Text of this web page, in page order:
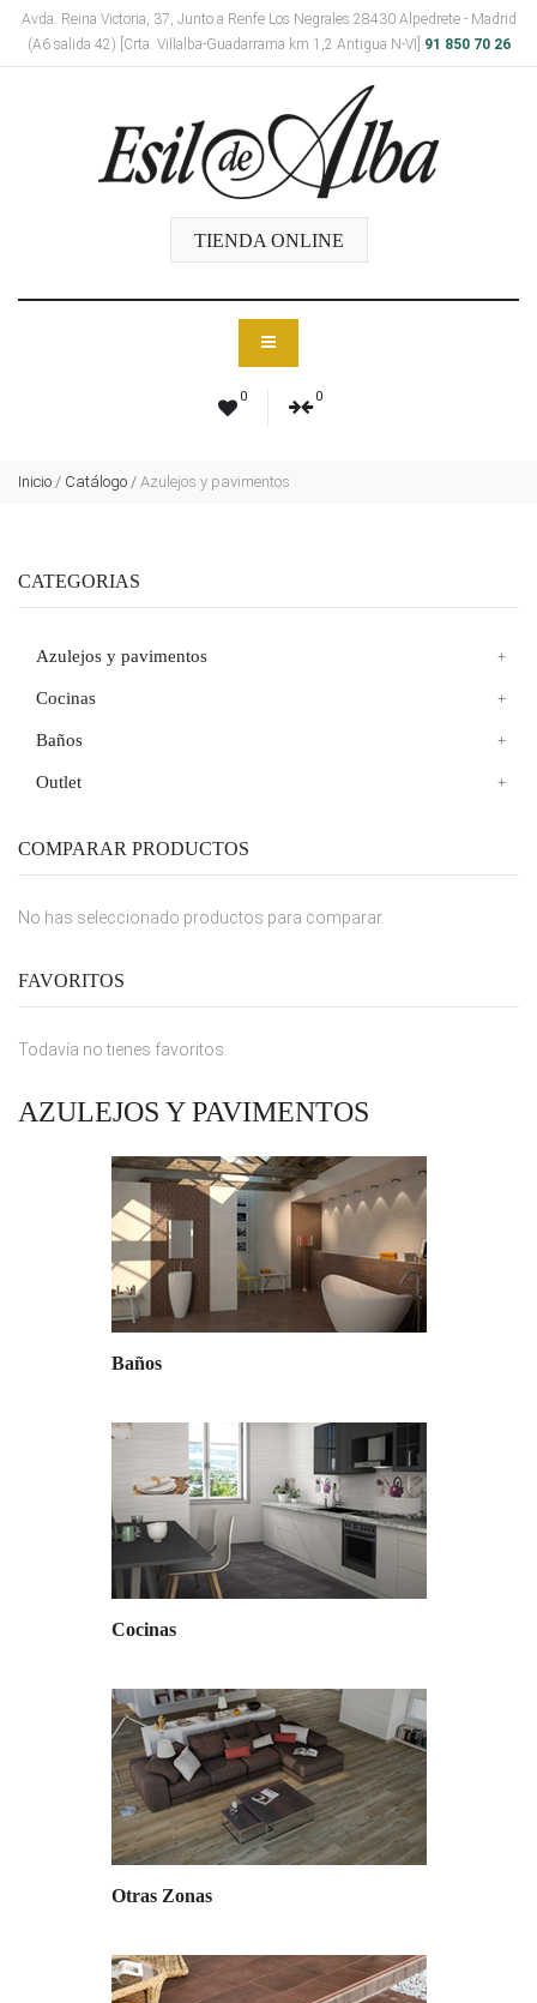
Avda. Reina Victoria, 37, Junto a Renfe Los Negrales 28430 Alpedrete - Madrid
(A6 salida 42) [Crta. Villalba-Guadarrama km 1,2 Antigua N-VI]
91 850 70 26
TIENDA ONLINE
0 0
Inicio / Catálogo / Azulejos y pavimentos
CATEGORIAS
Azulejos y pavimentos
Cocinas
Baños
Outlet
COMPARAR PRODUCTOS
No has seleccionado productos para comparar.
FAVORITOS
Todavía no tienes favoritos.
AZULEJOS Y PAVIMENTOS
Baños
Cocinas
Otras Zonas